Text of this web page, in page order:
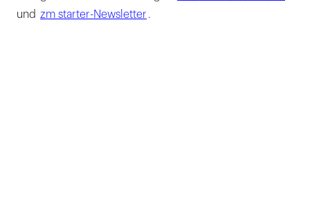
und zm starter-Newsletter .